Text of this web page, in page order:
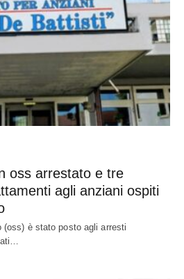
oss arrestato e tre
agli anziani ospiti
(oss) è stato posto agli arresti